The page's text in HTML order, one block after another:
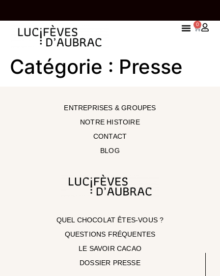
D'ACHAT
0
Catégorie : Presse
ENTREPRISES & GROUPES
NOTRE HISTOIRE
CONTACT
BLOG
QUEL CHOCOLAT ÊTES-VOUS ?
QUESTIONS FRÉQUENTES
LE SAVOIR CACAO
DOSSIER PRESSE